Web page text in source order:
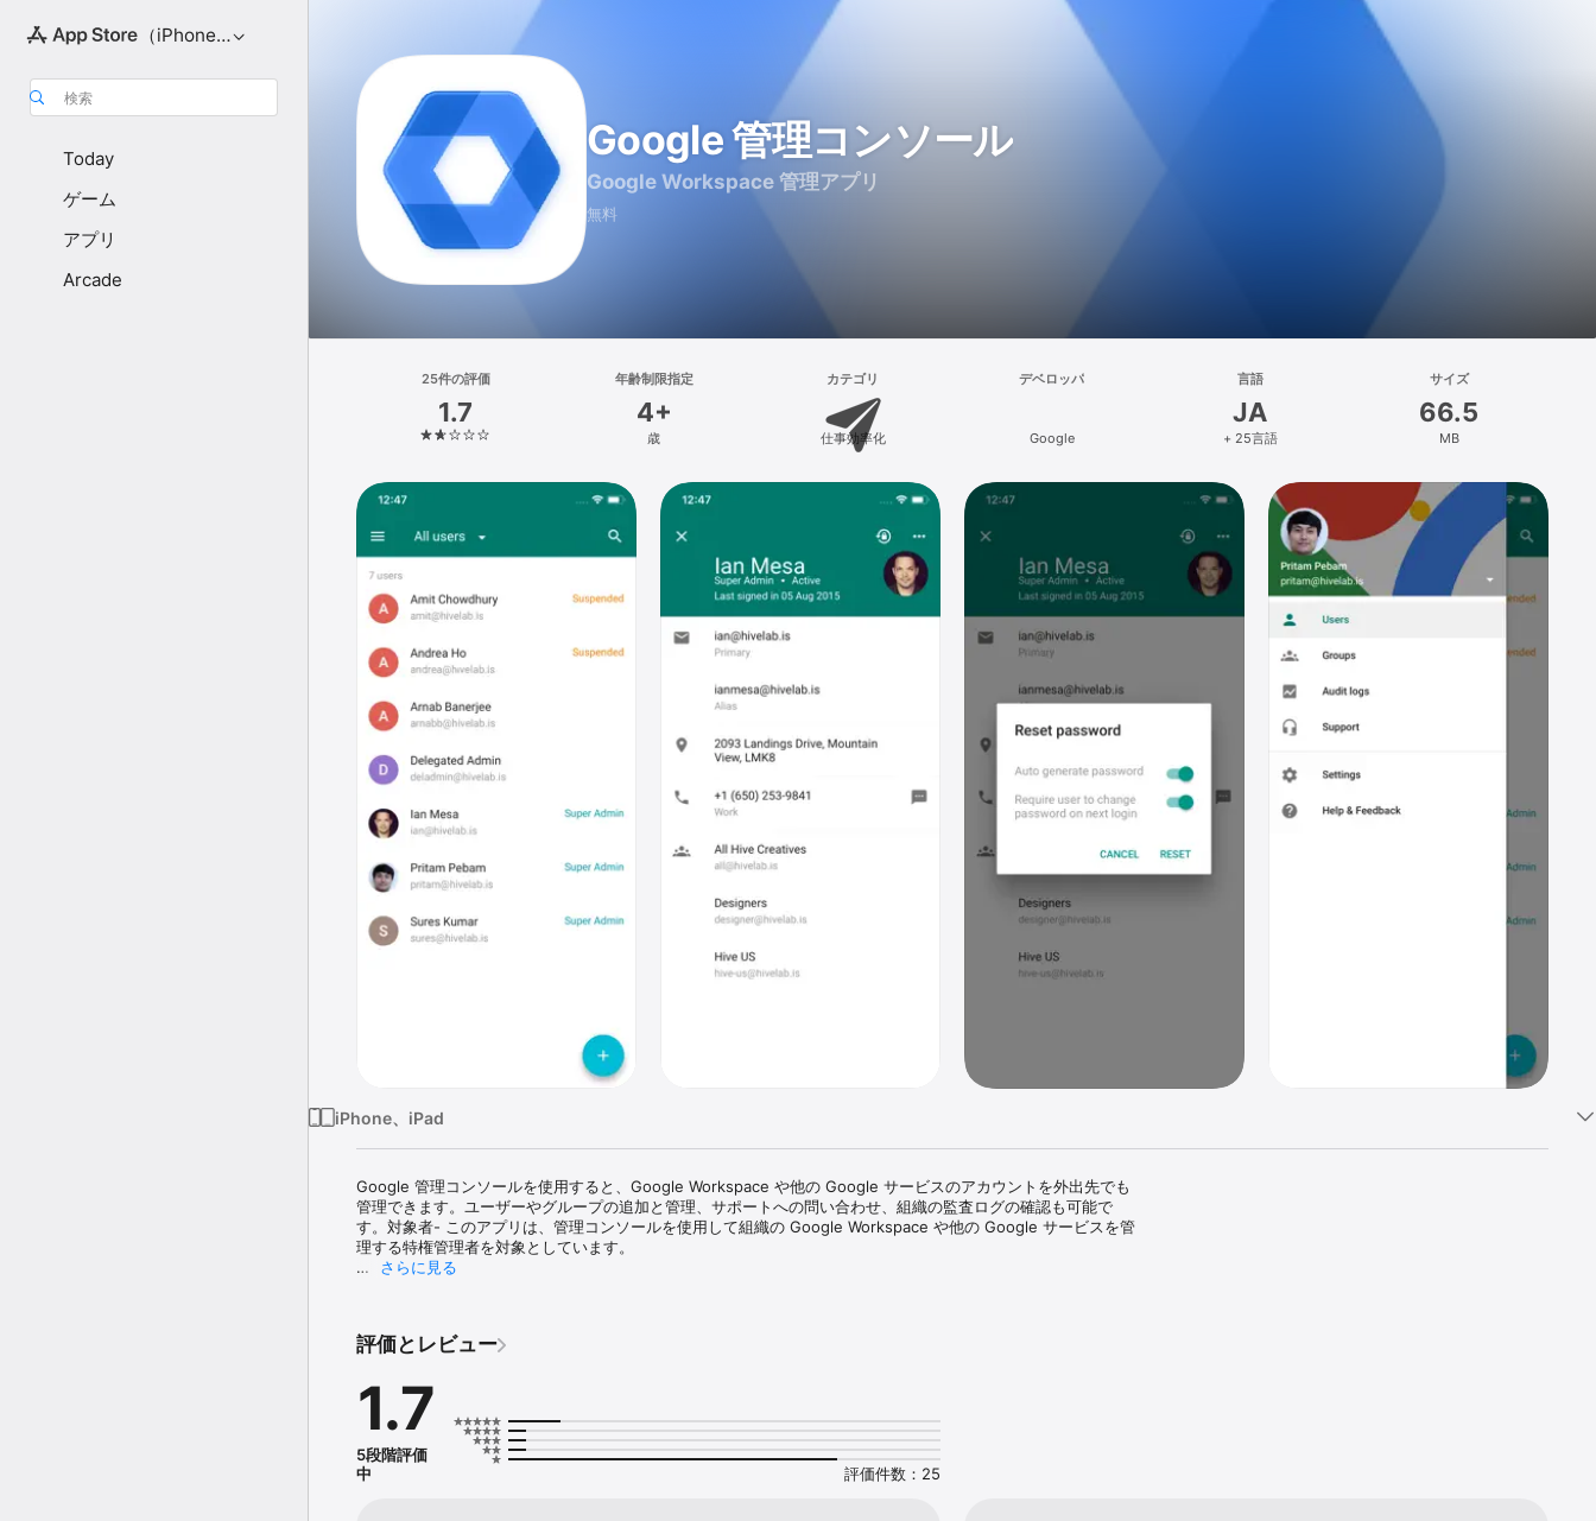
（iPhone向け）
検索
Today
ゲーム
アプリ
Arcade
Google 管理コンソール
Google Workspace 管理アプリ
無料
25件の評価
1.7
年齢制限指定
4+
歳
カテゴリ
仕事効率化
デベロッパ
Google
言語
JA
+ 25言語
サイズ
66.5
MB
iPhone、iPad
Google 管理コンソールを使用すると、Google Workspace や他の Google サービスのアカウントを外出先でも
管理できます。ユーザーやグループの追加と管理、サポートへの問い合わせ、組織の監査ログの確認も可能で
す。対象者- このアプリは、管理コンソールを使用して組織の Google Workspace や他の Google サービスを管
理する特権管理者を対象としています。
ープ メンバーとのメール、チャット、会議のスケジュール設定。
さらに見る
評価とレビュー
1.7
5段階評価
中
評価件数：25